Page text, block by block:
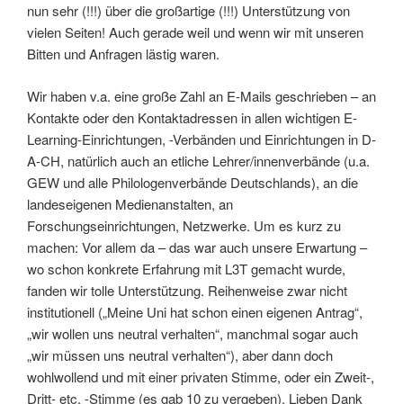
nun sehr (!!!) über die großartige (!!!) Unterstützung von
vielen Seiten! Auch gerade weil und wenn wir mit unseren
Bitten und Anfragen lästig waren.
Wir haben v.a. eine große Zahl an E-Mails geschrieben – an
Kontakte oder den Kontaktadressen in allen wichtigen E-
Learning-Einrichtungen, -Verbänden und Einrichtungen in D-
A-CH, natürlich auch an etliche Lehrer/innenverbände (u.a.
GEW und alle Philologenverbände Deutschlands), an die
landeseigenen Medienanstalten, an
Forschungseinrichtungen, Netzwerke. Um es kurz zu
machen: Vor allem da – das war auch unsere Erwartung –
wo schon konkrete Erfahrung mit L3T gemacht wurde,
fanden wir tolle Unterstützung. Reihenweise zwar nicht
institutionell („Meine Uni hat schon einen eigenen Antrag“,
„wir wollen uns neutral verhalten“, manchmal sogar auch
„wir müssen uns neutral verhalten“), aber dann doch
wohlwollend und mit einer privaten Stimme, oder ein Zweit-,
Dritt- etc. -Stimme (es gab 10 zu vergeben). Lieben Dank